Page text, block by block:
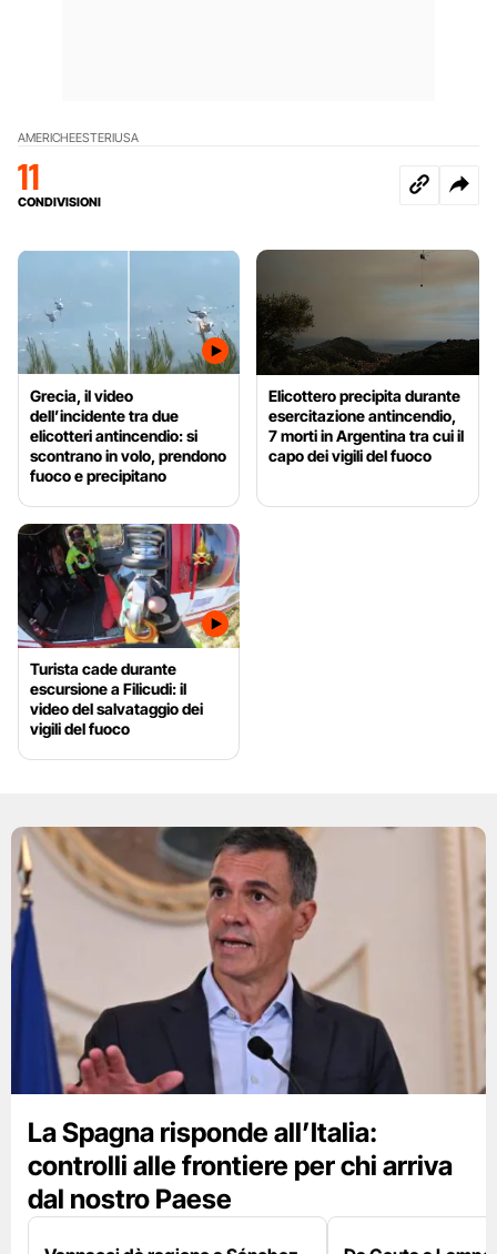
AMERICHEESTERIUSA
11
CONDIVISIONI
Grecia, il video
dell’incidente tra due
elicotteri antincendio: si
scontrano in volo, prendono
fuoco e precipitano
Elicottero precipita durante
esercitazione antincendio,
7 morti in Argentina tra cui il
capo dei vigili del fuoco
Turista cade durante
escursione a Filicudi: il
video del salvataggio dei
vigili del fuoco
La Spagna risponde all’Italia:
controlli alle frontiere per chi arriva
dal nostro Paese